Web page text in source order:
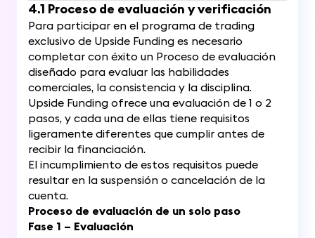
4.1 Proceso de evaluación y verificación
Para participar en el programa de trading
exclusivo de Upside Funding es necesario
completar con éxito un Proceso de evaluación
diseñado para evaluar las habilidades
comerciales, la consistencia y la disciplina.
Upside Funding ofrece una evaluación de 1 o 2
pasos, y cada una de ellas tiene requisitos
ligeramente diferentes que cumplir antes de
recibir la financiación.
El incumplimiento de estos requisitos puede
resultar en la suspensión o cancelación de la
cuenta.
Proceso de evaluación de un solo paso
Fase 1 – Evaluación